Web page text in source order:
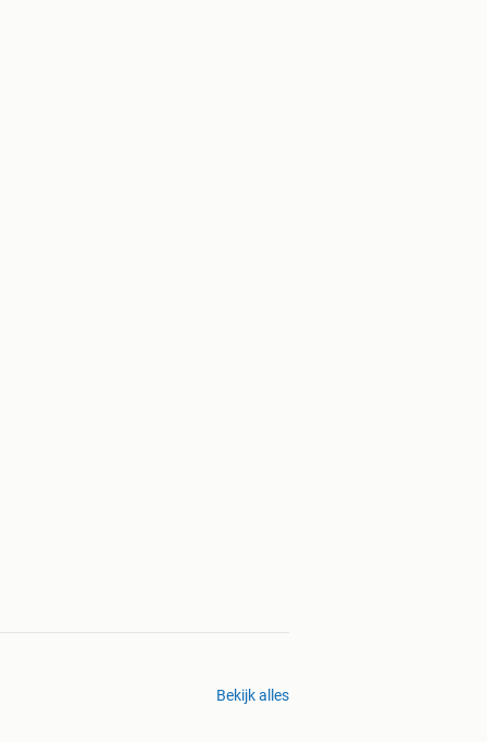
Bekijk alles